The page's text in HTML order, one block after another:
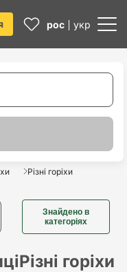
рос укр
Різні горіхи
Знайдено в
категоріях
Різні горіхи